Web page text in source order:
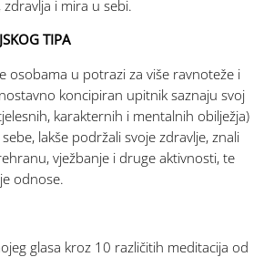
i mira u sebi.
TIPA
osobama u potrazi za više ravnoteže i
koncipiran upitnik saznaju svoj
karakternih i mentalnih obilježja)
lakše podržali svoje zdravlje, znali
vježbanje i druge aktivnosti, te
odnose.
glasa kroz 10 različitih meditacija od